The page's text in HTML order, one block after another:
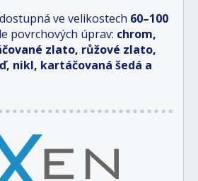
ve velikostech 60–100
povrchových úprav: chrom,
zlato, růžové zlato,
nikl, kartáčovaná šedá a